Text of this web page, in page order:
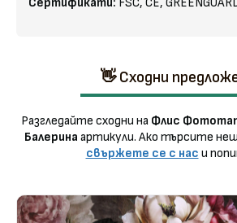
Сертификати: FSC, CE,
👋 Сходни
Разгледайте сходни на Флис
Балерина артикули. Ако търсите
свържете се с нас и